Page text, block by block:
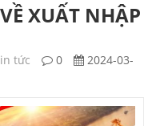
XUẤT NHẬP
tức 0
2024-03-